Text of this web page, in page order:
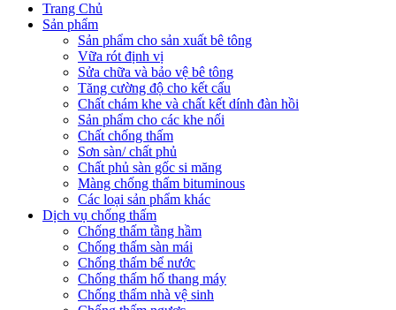
Trang Chủ
Sản phẩm
Sản phẩm cho sản xuất bê tông
Vữa rót định vị
Sửa chữa và bảo vệ bê tông
Tăng cường độ cho kết cấu
Chất chám khe và chất kết dính đàn hồi
Sản phẩm cho các khe nối
Chất chống thấm
Sơn sàn/ chất phủ
Chất phủ sàn gốc si măng
Màng chống thấm bituminous
Các loại sản phẩm khác
Dịch vụ chống thấm
Chống thấm tầng hầm
Chống thấm sàn mái
Chống thấm bể nước
Chống thấm hố thang máy
Chống thấm nhà vệ sinh